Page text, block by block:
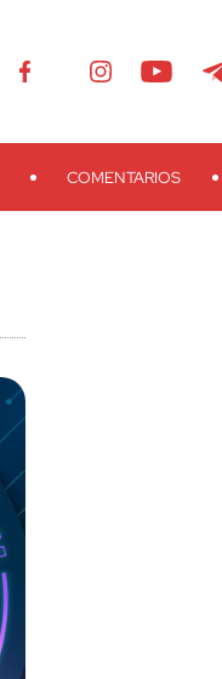
COMENTARIOS